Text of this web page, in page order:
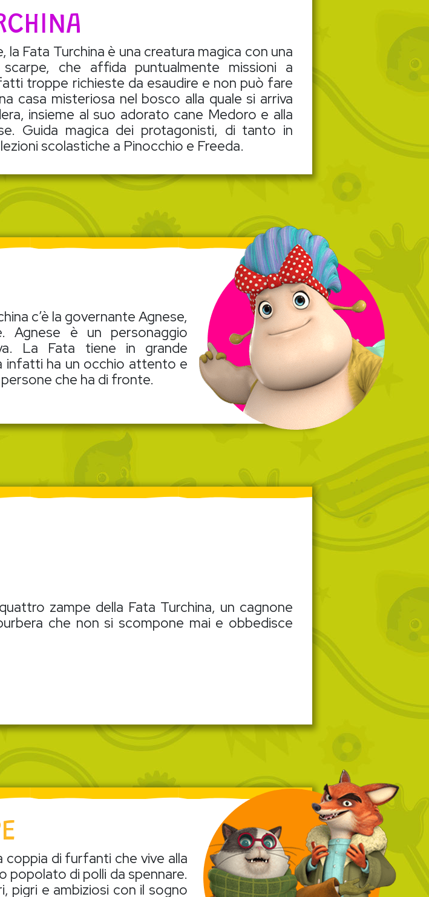
la Fata Turchina è una creatura magica con una
che affida puntualmente missioni a
troppe richieste da esaudire e non può fare
casa misteriosa nel bosco alla quale si arriva
insieme al suo adorato cane Medoro e alla
Guida magica dei protagonisti, di tanto in
scolastiche a Pinocchio e Freeda.
c’è la governante Agnese,
Agnese è un personaggio
La Fata tiene in grande
infatti ha un occhio attento e
che ha di fronte.
zampe della Fata Turchina, un cagnone
che non si scompone mai e obbedisce
di furfanti che vive alla
popolato di polli da spennare.
pigri e ambiziosi con il sogno